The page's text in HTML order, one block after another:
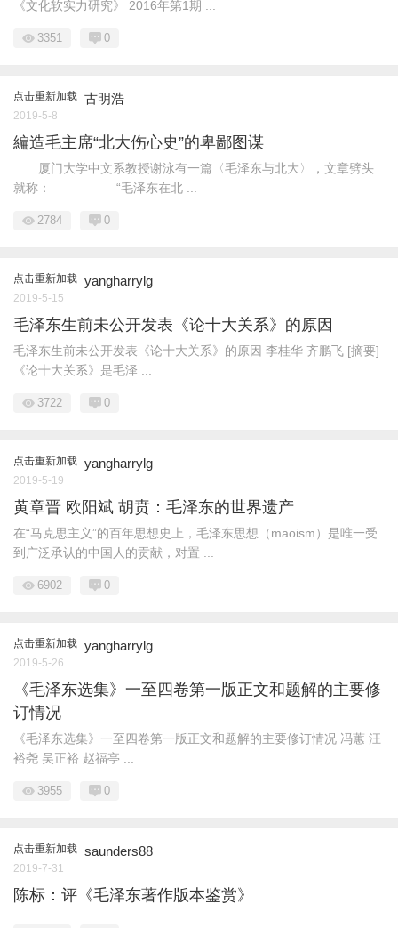
《文化软实力研究》 2016年第1期 ...
3351 0
点击重新加载 古明浩
2019-5-8
編造毛主席“北大伤心史”的卑鄙图谋
厦门大学中文系教授谢泳有一篇〈毛泽东与北大〉，文章劈头
就称： “毛泽东在北 ...
2784 0
点击重新加载 yangharrylg
2019-5-15
毛泽东生前未公开发表《论十大关系》的原因
毛泽东生前未公开发表《论十大关系》的原因 李桂华 齐鹏飞 [摘要]
《论十大关系》是毛泽 ...
3722 0
点击重新加载 yangharrylg
2019-5-19
黄章晋 欧阳斌 胡贲：毛泽东的世界遗产
在“马克思主义”的百年思想史上，毛泽东思想（maoism）是唯一受
到广泛承认的中国人的贡献，对置 ...
6902 0
点击重新加载 yangharrylg
2019-5-26
《毛泽东选集》一至四卷第一版正文和题解的主要修
订情况
《毛泽东选集》一至四卷第一版正文和题解的主要修订情况 冯蕙 汪
裕尧 吴正裕 赵福亭 ...
3955 0
点击重新加载 saunders88
2019-7-31
陈标：评《毛泽东著作版本鉴赏》